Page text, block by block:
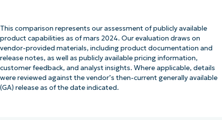
This comparison represents our assessment of publicly available
product capabilities as of mars 2024. Our evaluation draws on
vendor-provided materials, including product documentation and
release notes, as well as publicly available pricing information,
customer feedback, and analyst insights. Where applicable, details
were reviewed against the vendor’s then-current generally available
(GA) release as of the date indicated.